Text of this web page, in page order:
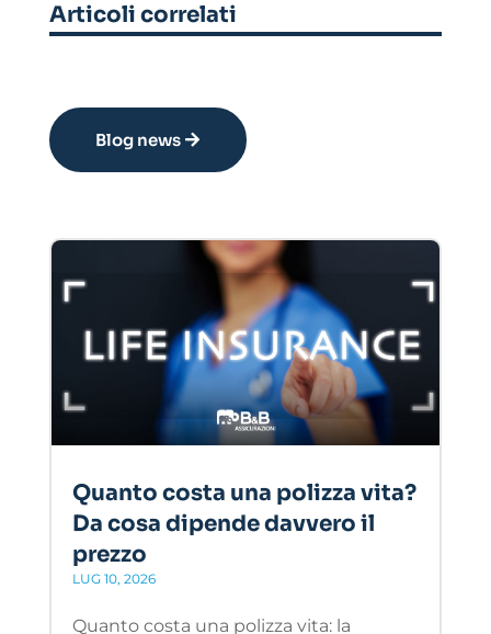
Articoli correlati
Blog news
Quanto costa una polizza vita?
Da cosa dipende davvero il
prezzo
LUG 10, 2026
Quanto costa una polizza vita: la